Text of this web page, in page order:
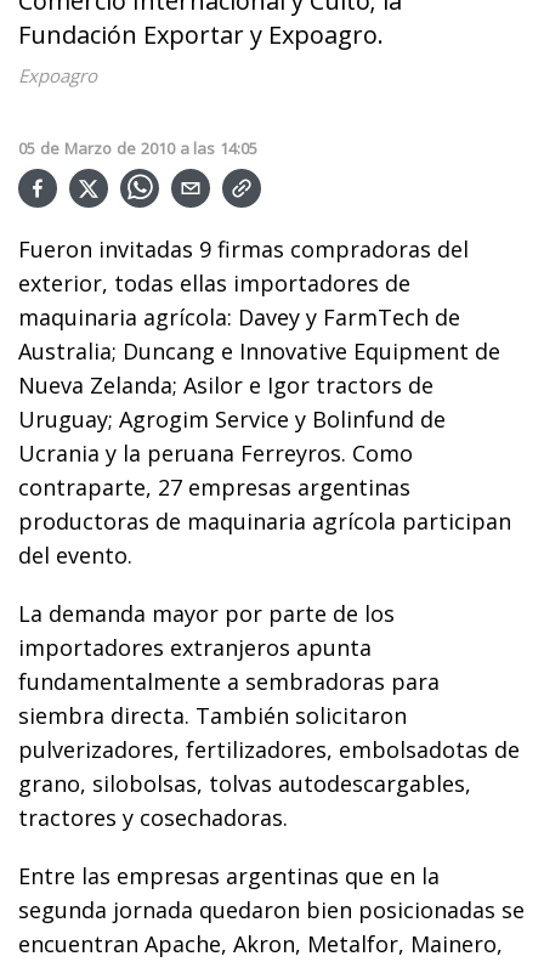
Fundación Exportar y Expoagro.
Expoagro
05 de Marzo de 2010 a las 14:05
Fueron invitadas 9 firmas compradoras del
exterior, todas ellas importadores de
maquinaria agrícola: Davey y FarmTech de
Australia; Duncang e Innovative Equipment de
Nueva Zelanda; Asilor e Igor tractors de
Uruguay; Agrogim Service y Bolinfund de
Ucrania y la peruana Ferreyros. Como
contraparte, 27 empresas argentinas
productoras de maquinaria agrícola participan
del evento.
La demanda mayor por parte de los
importadores extranjeros apunta
fundamentalmente a sembradoras para
siembra directa. También solicitaron
pulverizadores, fertilizadores, embolsadotas de
grano, silobolsas, tolvas autodescargables,
tractores y cosechadoras.
Entre las empresas argentinas que en la
segunda jornada quedaron bien posicionadas se
encuentran Apache, Akron, Metalfor, Mainero,